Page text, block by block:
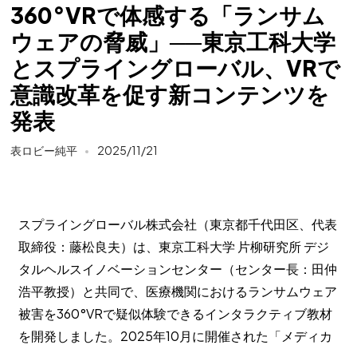
360°VRで体感する「ランサム
ウェアの脅威」──東京工科大学
とスプライングローバル、VRで
意識改革を促す新コンテンツを
発表
表ロビー純平 2025/11/21
スプライングローバル株式会社（東京都千代田区、代表
取締役：藤松良夫）は、東京工科大学 片柳研究所 デジ
タルヘルスイノベーションセンター（センター長：田仲
浩平教授）と共同で、医療機関におけるランサムウェア
被害を360°VRで疑似体験できるインタラクティブ教材
を開発しました。2025年10月に開催された「メディカ